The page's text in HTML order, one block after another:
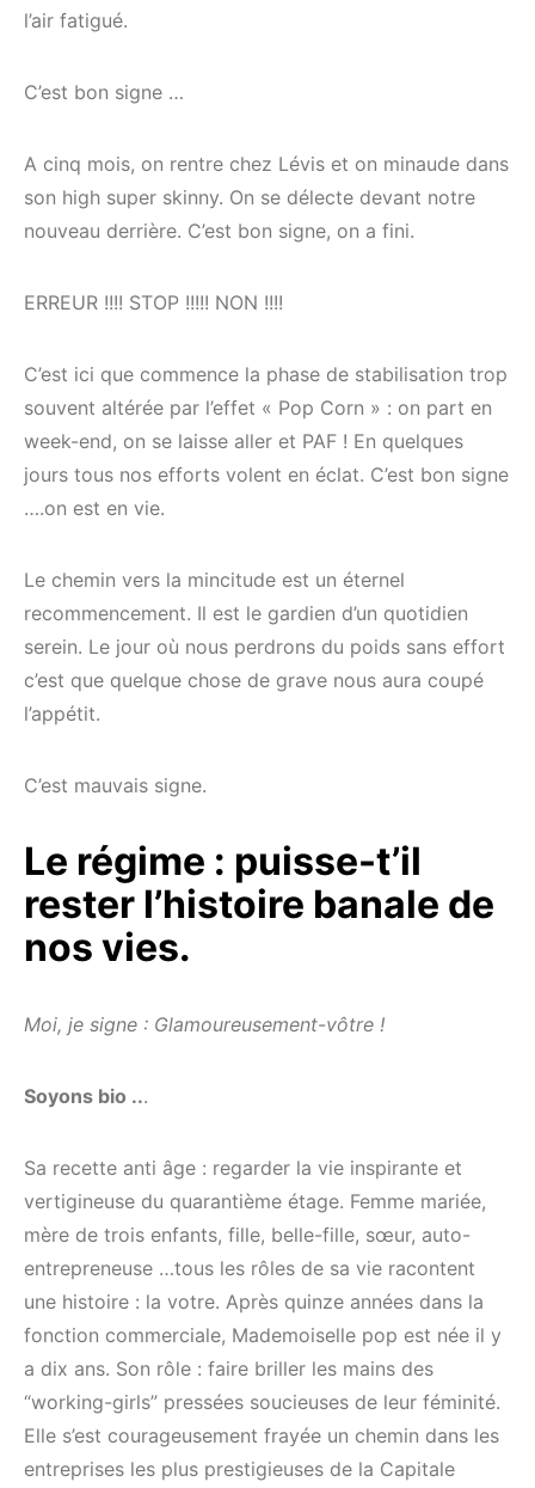
l’air fatigué.
C’est bon signe …
A cinq mois, on rentre chez Lévis et on minaude dans
son high super skinny. On se délecte devant notre
nouveau derrière. C’est bon signe, on a fini.
ERREUR !!!! STOP !!!!! NON !!!!
C’est ici que commence la phase de stabilisation trop
souvent altérée par l’effet « Pop Corn » : on part en
week-end, on se laisse aller et PAF ! En quelques
jours tous nos efforts volent en éclat. C’est bon signe
….on est en vie.
Le chemin vers la mincitude est un éternel
recommencement. Il est le gardien d’un quotidien
serein. Le jour où nous perdrons du poids sans effort
c’est que quelque chose de grave nous aura coupé
l’appétit.
C’est mauvais signe.
Le régime : puisse-t’il
rester l’histoire banale de
nos vies.
Moi, je signe : Glamoureusement-vôtre !
Soyons bio ...
Sa recette anti âge : regarder la vie inspirante et
vertigineuse du quarantième étage. Femme mariée,
mère de trois enfants, fille, belle-fille, sœur, auto-
entrepreneuse …tous les rôles de sa vie racontent
une histoire : la votre. Après quinze années dans la
fonction commerciale, Mademoiselle pop est née il y
a dix ans. Son rôle : faire briller les mains des
“working-girls” pressées soucieuses de leur féminité.
Elle s’est courageusement frayée un chemin dans les
entreprises les plus prestigieuses de la Capitale